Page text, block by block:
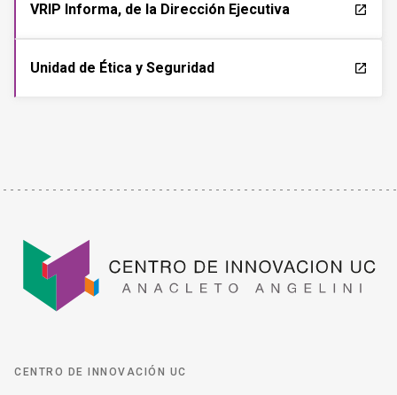
VRIP Informa, de la Dirección Ejecutiva launch
Unidad de Ética y Seguridad launch
CENTRO DE INNOVACIÓN UC